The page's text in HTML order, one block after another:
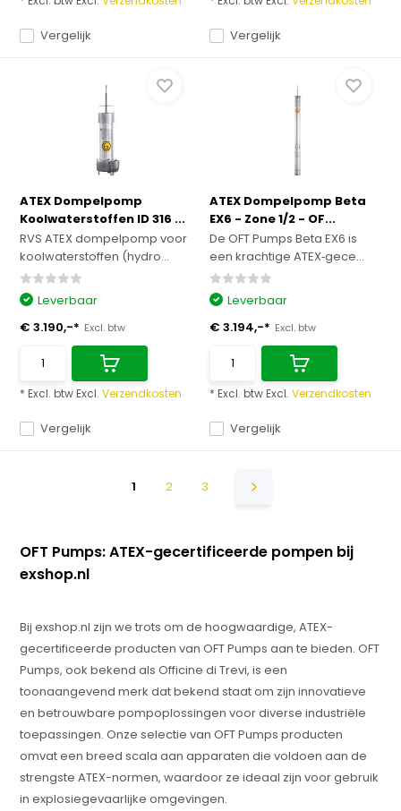
Vergelijk Vergelijk
ATEX Dompelpomp
Koolwaterstoffen ID 316 ...
RVS ATEX dompelpomp voor
koolwaterstoffen (hydro...
Vergelijk
Leverbaar
€ 3.190,-* Excl. btw
* Excl. btw Excl.Verzendkosten
ATEX Dompelpomp Beta
EX6 - Zone 1/2 - OF...
De OFT Pumps Beta EX6 is
een krachtige ATEX‑gece...
Vergelijk
Leverbaar
€ 3.194,-* Excl. btw
* Excl. btw Excl. Verzendkosten
1 2 3
OFT Pumps: ATEX-gecertificeerde pompen bij
exshop.nl
Bij exshop.nl zijn we trots om de hoogwaardige, ATEX-
gecertificeerde producten van OFT Pumps aan te bieden. OFT
Pumps, ook bekend als Officine di Trevi, is een
toonaangevend merk dat bekend staat om zijn innovatieve
en betrouwbare pompoplossingen voor diverse industriële
toepassingen. Onze selectie van OFT Pumps producten
omvat een breed scala aan apparaten die voldoen aan de
strengste ATEX-normen, waardoor ze ideaal zijn voor gebruik
in explosiegevaarlijke omgevingen.